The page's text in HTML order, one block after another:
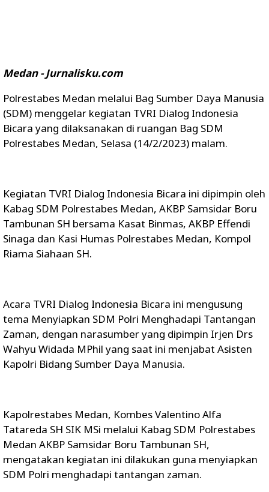
Medan - Jurnalisku.com
Polrestabes Medan melalui Bag Sumber Daya Manusia
(SDM) menggelar kegiatan TVRI Dialog Indonesia
Bicara yang dilaksanakan di ruangan Bag SDM
Polrestabes Medan, Selasa (14/2/2023) malam.
Kegiatan TVRI Dialog Indonesia Bicara ini dipimpin oleh
Kabag SDM Polrestabes Medan, AKBP Samsidar Boru
Tambunan SH bersama Kasat Binmas, AKBP Effendi
Sinaga dan Kasi Humas Polrestabes Medan, Kompol
Riama Siahaan SH.
Acara TVRI Dialog Indonesia Bicara ini mengusung
tema Menyiapkan SDM Polri Menghadapi Tantangan
Zaman, dengan narasumber yang dipimpin Irjen Drs
Wahyu Widada MPhil yang saat ini menjabat Asisten
Kapolri Bidang Sumber Daya Manusia.
Kapolrestabes Medan, Kombes Valentino Alfa
Tatareda SH SIK MSi melalui Kabag SDM Polrestabes
Medan AKBP Samsidar Boru Tambunan SH,
mengatakan kegiatan ini dilakukan guna menyiapkan
SDM Polri menghadapi tantangan zaman.